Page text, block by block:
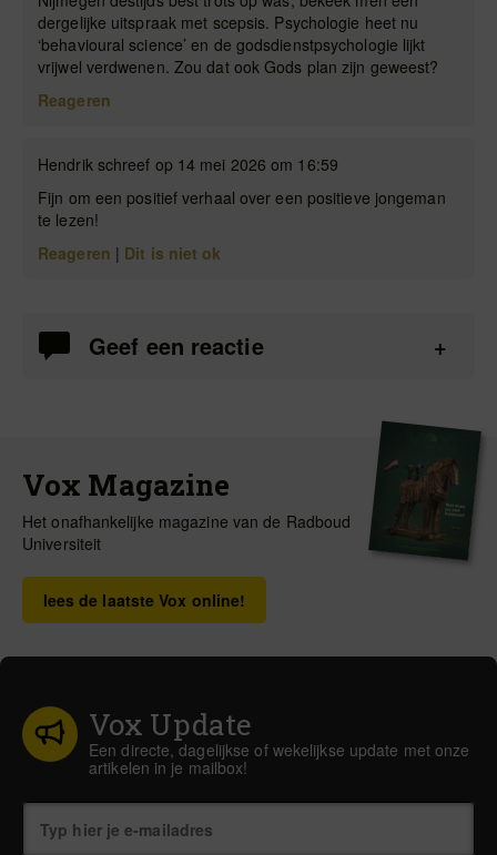
dergelijke uitspraak met scepsis. Psychologie heet nu
‘behavioural science’ en de godsdienstpsychologie lijkt
vrijwel verdwenen. Zou dat ook Gods plan zijn geweest?
Reageren
Hendrik schreef op 14 mei 2026 om 16:59
Fijn om een positief verhaal over een positieve jongeman
te lezen!
Reageren | Dit is niet ok
Geef een reactie
Vox Magazine
Het onafhankelijke magazine van de Radboud
Universiteit
lees de laatste Vox online!
Vox Update
Een directe, dagelijkse of wekelijkse update met onze
artikelen in je mailbox!